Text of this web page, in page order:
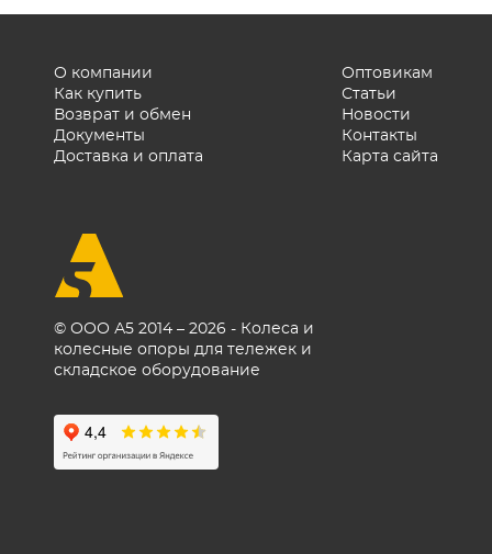
© ООО А5 2014 – 2026 - Колеса и
колесные опоры для тележек и
складское оборудование
О компании
Как купить
Возврат и обмен
Документы
Доставка и оплата
Оптовикам
Статьи
Новости
Контакты
Карта сайта